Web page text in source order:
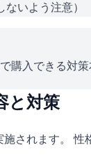
いよう注意）
入できる対
と対策
されます。